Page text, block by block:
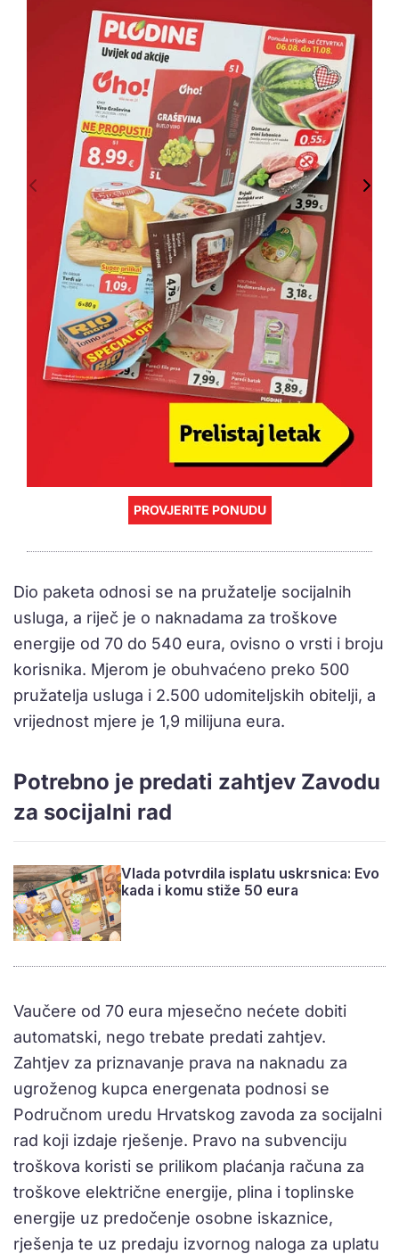
PROVJERITE PONUDU
Dio paketa odnosi se na pružatelje socijalnih
usluga, a riječ je o naknadama za troškove
energije od 70 do 540 eura, ovisno o vrsti i broju
korisnika. Mjerom je obuhvaćeno preko 500
pružatelja usluga i 2.500 udomiteljskih obitelji, a
vrijednost mjere je 1,9 milijuna eura.
Potrebno je predati zahtjev Zavodu
za socijalni rad
Vlada potvrdila isplatu uskrsnica: Evo
kada i komu stiže 50 eura
Vaučere od 70 eura mjesečno nećete dobiti
automatski, nego trebate predati zahtjev.
Zahtjev za priznavanje prava na naknadu za
ugroženog kupca energenata podnosi se
Područnom uredu Hrvatskog zavoda za socijalni
rad koji izdaje rješenje. Pravo na subvenciju
troškova koristi se prilikom plaćanja računa za
troškove električne energije, plina i toplinske
energije uz predočenje osobne iskaznice,
rješenja te uz predaju izvornog naloga za uplatu